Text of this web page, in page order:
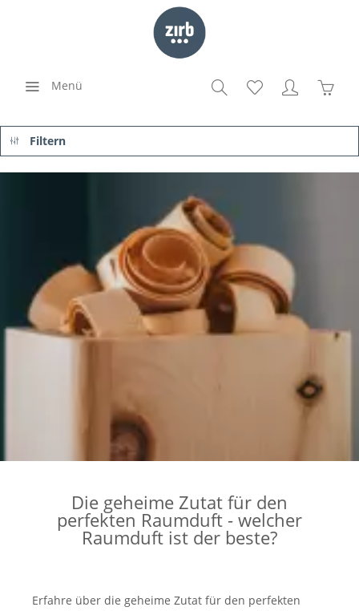
Menü
Filtern
Die geheime Zutat für den
perfekten Raumduft - welcher
Raumduft ist der beste?
Erfahre über die geheime Zutat für den perfekten